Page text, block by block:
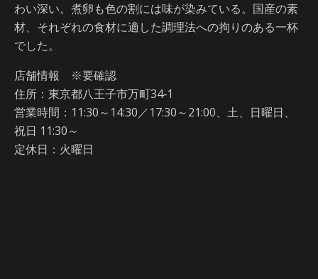
わい深い。煮卵も色の割には味が染みている。国産の素
材、それぞれの食材に適した調理法への拘りのある一杯
でした。
店舗情報 ※要確認
住所：東京都八王子市万町34‐1
営業時間：11:30～14:30／17:30～21:00、土、日曜日、
祝日 11:30～
定休日：火曜日